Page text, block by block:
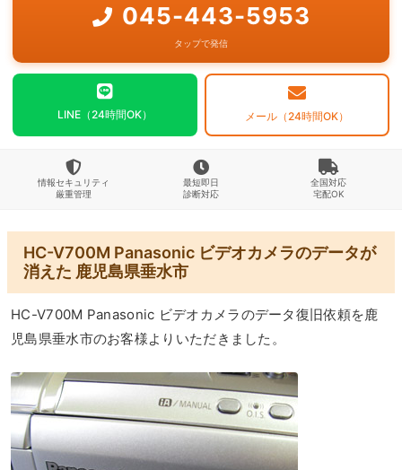
045-443-5953
タップで発信
LINE（24時間OK） メール（24時間OK）
情報セキュリティ
厳重管理
最短即日
診断対応
全国対応
宅配OK
HC-V700M Panasonic ビデオカメラのデータが
消えた 鹿児島県垂水市
HC-V700M Panasonic ビデオカメラのデータ復旧依頼を鹿
児島県垂水市のお客様よりいただきました。